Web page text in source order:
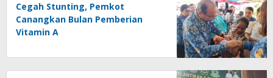
Cegah Stunting, Pemkot
Canangkan Bulan Pemberian
Vitamin A